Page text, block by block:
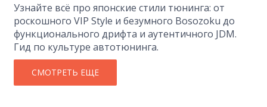
Узнайте всё про японские стили тюнинга: от
роскошного VIP Style и безумного Bosozoku до
функционального дрифта и аутентичного JDM.
Гид по культуре автотюнинга.
СМОТРЕТЬ ЕЩЕ